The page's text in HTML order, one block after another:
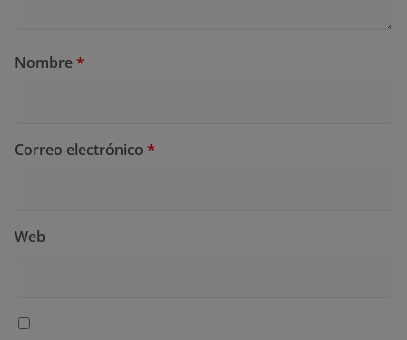
Nombre*
Correo electrónico *
Web